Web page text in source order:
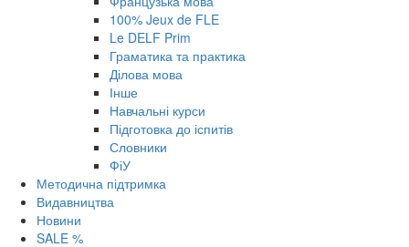
100% Jeux de FLE
Le DELF Prim
Граматика та практика
Ділова мова
Інше
Навчальні курси
Підготовка до іспитів
Словники
ФіУ
Методична підтримка
Видавництва
Новини
SALE %